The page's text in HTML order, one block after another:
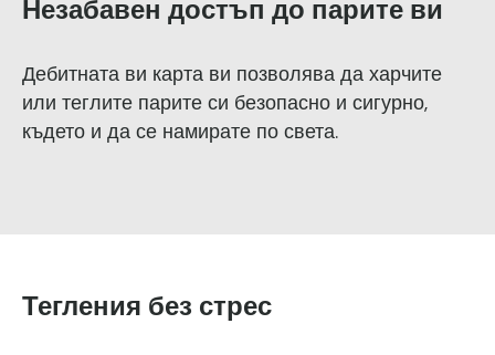
Незабавен достъп до парите ви
Дебитната ви карта ви позволява да харчите
или теглите парите си безопасно и сигурно,
където и да се намирате по света.
Тегления без стрес